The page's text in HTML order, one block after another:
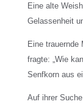
Eine alte
Gelassenheit
Eine trauernde
fragte: „Wie
Senfkorn aus
Auf ihrer